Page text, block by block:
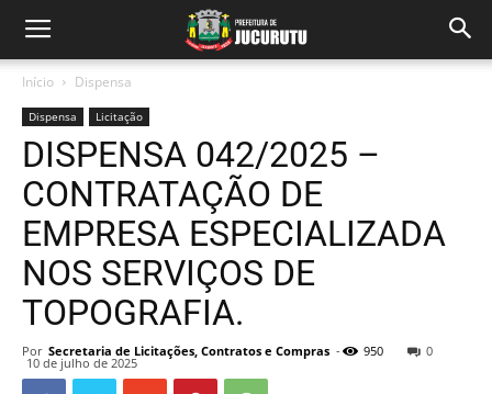
Início Dispensa
Dispensa Licitação
DISPENSA 042/2025 –
CONTRATAÇÃO DE
EMPRESA ESPECIALIZADA
NOS SERVIÇOS DE
TOPOGRAFIA.
Por Secretaria de Licitações, Contratos e Compras -
10 de julho de 2025
950 0